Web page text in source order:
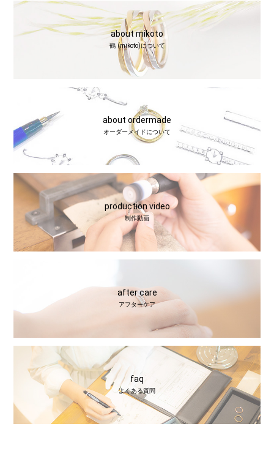
about mikoto
鶴 (mikoto)について
about ordermade
オーダーメイドについて
production video
制作動画
after care
アフターケア
faq
よくある質問